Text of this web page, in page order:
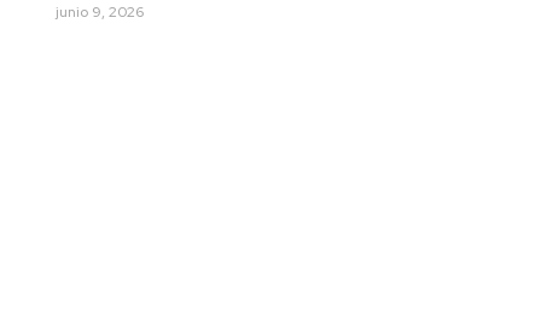
junio 9, 2026